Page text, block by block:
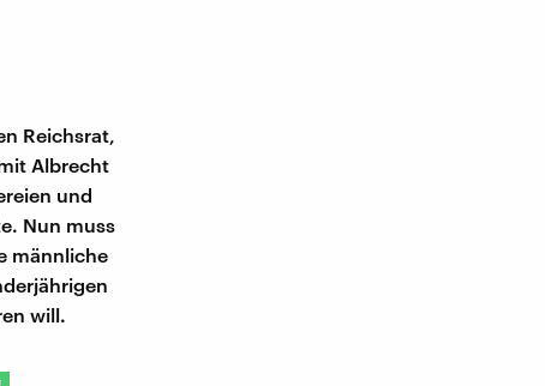
Reichsrat,
Albrecht
und
Nun muss
männliche
will.